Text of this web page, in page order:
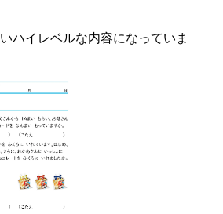
ハイレベルな内容になっていま